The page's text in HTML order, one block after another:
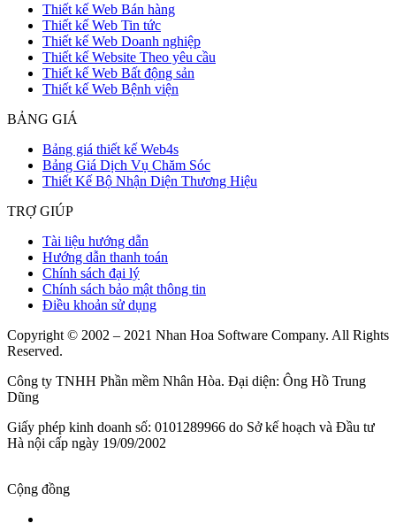
Thiết kế Web Bán hàng
Thiết kế Web Tin tức
Thiết kế Web Doanh nghiệp
Thiết kế Website Theo yêu cầu
Thiết kế Web Bất động sản
Thiết kế Web Bệnh viện
BẢNG GIÁ
Bảng giá thiết kế Web4s
Bảng Giá Dịch Vụ Chăm Sóc
Thiết Kế Bộ Nhận Diện Thương Hiệu
TRỢ GIÚP
Tài liệu hướng dẫn
Hướng dẫn thanh toán
Chính sách đại lý
Chính sách bảo mật thông tin
Điều khoản sử dụng
Copyright © 2002 – 2021 Nhan Hoa Software Company. All Rights
Reserved.
Công ty TNHH Phần mềm Nhân Hòa. Đại diện: Ông Hồ Trung
Dũng
Giấy phép kinh doanh số: 0101289966 do Sở kế hoạch và Đầu tư
Hà nội cấp ngày 19/09/2002
Cộng đồng